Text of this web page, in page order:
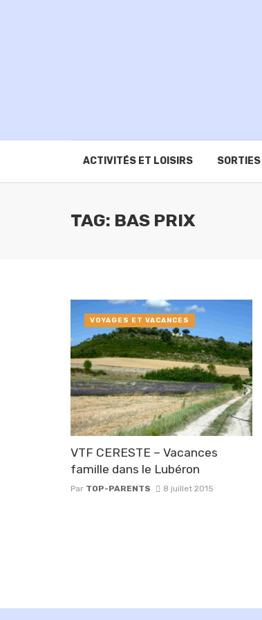
ACTIVITÉS ET LOISIRS SORTIES
TAG: BAS PRIX
VTF CERESTE – Vacances
famille dans le Lubéron
Par TOP-PARENTS 8 juillet 2015
VOYAGES ET VACANCES